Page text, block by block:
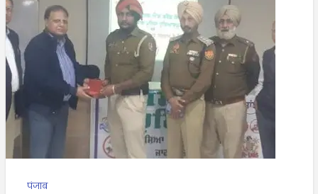
पंजाब